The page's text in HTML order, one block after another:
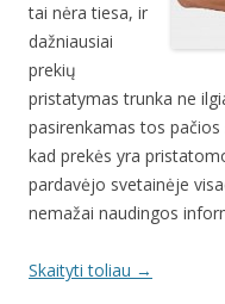
tai nėra tiesa, ir
dažniausiai
prekių
pristatymas trunka ne
pasirenkamas tos
kad prekės yra
pardavėjo svetainėje
nemažai naudingos
Skaityti toliau →